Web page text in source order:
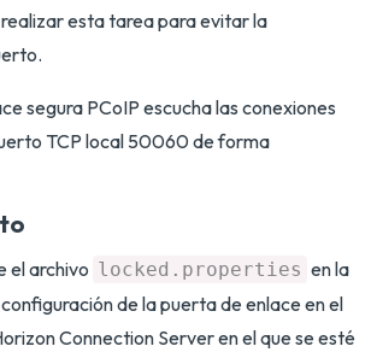
esta tarea para evitar la
segura PCoIP escucha las conexiones
TCP local 50060 de forma
el archivo locked.properties en la
de la puerta de enlace en el
Connection Server en el que se esté